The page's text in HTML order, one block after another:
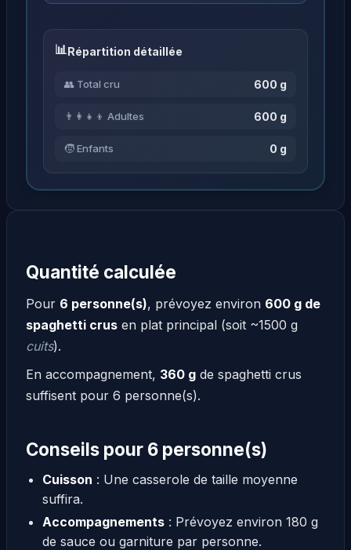
Répartition détaillée
👥 Total cru 600 g
👨‍👩‍👧‍👦 Adultes 600 g
🧒 Enfants 0 g
Quantité calculée
Pour 6 personne(s), prévoyez environ 600 g de
spaghetti crus en plat principal (soit ~1500 g
cuits).
En accompagnement, 360 g de spaghetti crus
suffisent pour 6 personne(s).
Conseils pour 6 personne(s)
Cuisson : Une casserole de taille moyenne
suffira.
Accompagnements: Prévoyez environ 180 g
de sauce ou garniture par personne.